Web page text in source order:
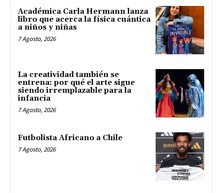
Académica Carla Hermann lanza
libro que acerca la física cuántica
a niños y niñas
7 Agosto, 2026
La creatividad también se
entrena: por qué el arte sigue
siendo irremplazable para la
infancia
7 Agosto, 2026
Futbolista Africano a Chile
7 Agosto, 2026